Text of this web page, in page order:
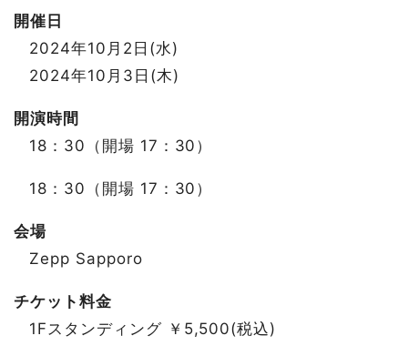
開催日
2024年10月2日(水)
2024年10月3日(木)
開演時間
18：30（開場 17：30）
18：30（開場 17：30）
会場
Zepp Sapporo
チケット料金
1Fスタンディング ￥5,500(税込)